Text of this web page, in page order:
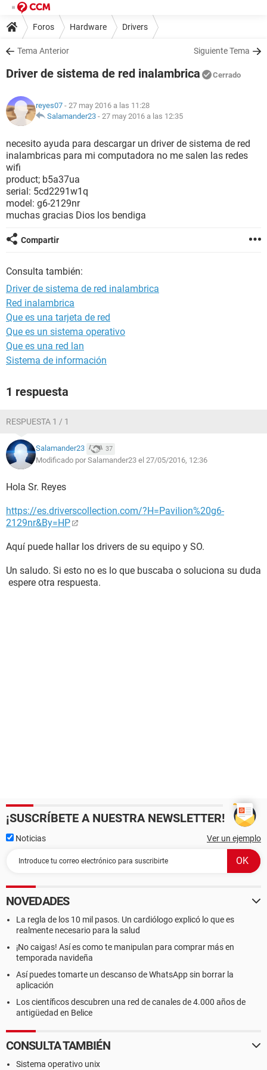
Foros Hardware Drivers
Tema Anterior Siguiente Tema
Driver de sistema de red inalambrica Cerrado
reyes07 - 27 may 2016 a las 11:28
Salamander23 - 27 may 2016 a las 12:35
necesito ayuda para descargar un driver de sistema de red
inalambricas para mi computadora no me salen las redes
wifi
product; b5a37ua
serial: 5cd2291w1q
model: g6-2129nr
muchas gracias Dios los bendiga
Compartir
Consulta también:
Driver de sistema de red inalambrica
Red inalambrica
Que es una tarjeta de red
Que es un sistema operativo
Que es una red lan
Sistema de información
1 respuesta
RESPUESTA 1 / 1
Salamander23 37
Modificado por Salamander23 el 27/05/2016, 12:36
Hola Sr. Reyes
https://es.driverscollection.com/?H=Pavilion%20g6-
2129nr&By=HP
Aquí puede hallar los drivers de su equipo y SO.
Un saludo. Si esto no es lo que buscaba o soluciona su duda
espere otra respuesta.
¡SUSCRÍBETE A NUESTRA NEWSLETTER!
Noticias Ver un ejemplo
NOVEDADES
La regla de los 10 mil pasos. Un cardiólogo explicó lo que es
realmente necesario para la salud
¡No caigas! Así es como te manipulan para comprar más en
temporada navideña
Así puedes tomarte un descanso de WhatsApp sin borrar la
aplicación
Los científicos descubren una red de canales de 4.000 años de
antigüedad en Belice
CONSULTA TAMBIÉN
Sistema operativo unix